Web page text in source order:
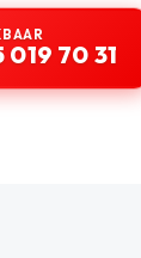
019 70 31